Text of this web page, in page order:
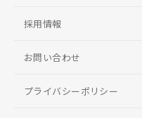
採用情報
お問い合わせ
プライバシーポリシー